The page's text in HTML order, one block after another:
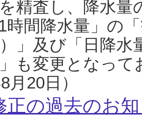
精査し、降水
1時間降水量」の
」及び「日降
も変更となっ
月20日）
正の過去のお